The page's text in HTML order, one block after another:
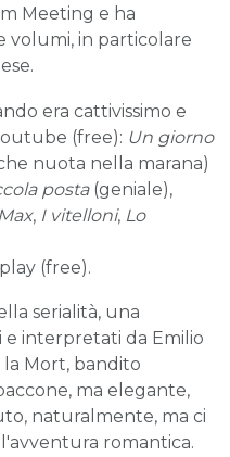
Meeting e ha
volumi, in particolare
era cattivissimo e
(free): Un giorno
nuota nella marana)
posta(geniale),
, I vitelloni, Lo
(free).
serialità, una
e interpretati da Emilio
la Mort, bandito
ma elegante,
naturalmente, ma ci
romantica.